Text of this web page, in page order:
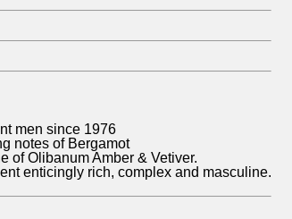
men since 1976
notes of Bergamot
of Olibanum Amber & Vetiver.
enticingly rich, complex and masculine.